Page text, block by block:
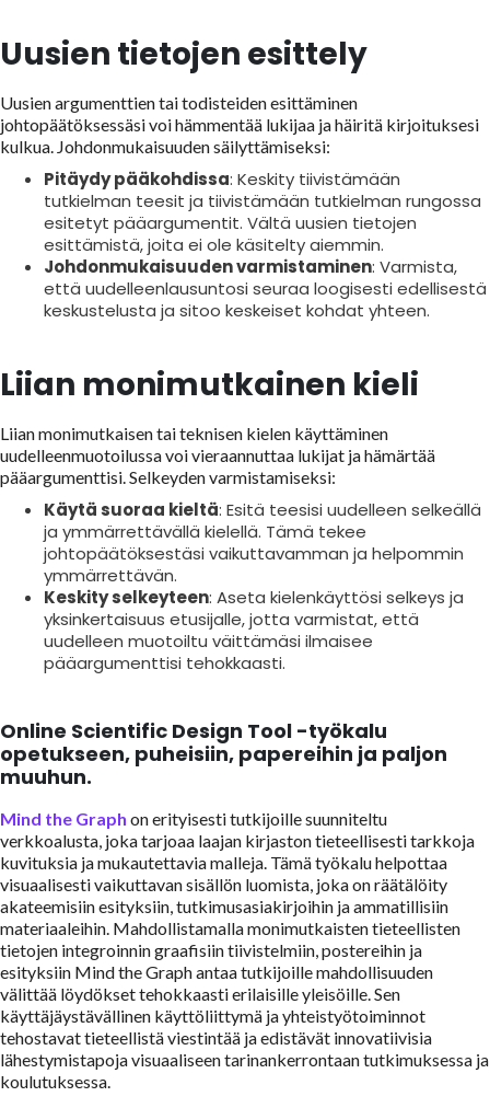
Uusien tietojen esittely
Uusien argumenttien tai todisteiden esittäminen
johtopäätöksessäsi voi hämmentää lukijaa ja häiritä kirjoituksesi
kulkua. Johdonmukaisuuden säilyttämiseksi:
Pitäydy pääkohdissa: Keskity tiivistämään
tutkielman teesit ja tiivistämään tutkielman rungossa
esitetyt pääargumentit. Vältä uusien tietojen
esittämistä, joita ei ole käsitelty aiemmin.
Johdonmukaisuuden varmistaminen: Varmista,
että uudelleenlausuntosi seuraa loogisesti edellisestä
keskustelusta ja sitoo keskeiset kohdat yhteen.
Liian monimutkainen kieli
Liian monimutkaisen tai teknisen kielen käyttäminen
uudelleenmuotoilussa voi vieraannuttaa lukijat ja hämärtää
pääargumenttisi. Selkeyden varmistamiseksi:
Käytä suoraa kieltä: Esitä teesisi uudelleen selkeällä
ja ymmärrettävällä kielellä. Tämä tekee
johtopäätöksestäsi vaikuttavamman ja helpommin
ymmärrettävän.
Keskity selkeyteen: Aseta kielenkäyttösi selkeys ja
yksinkertaisuus etusijalle, jotta varmistat, että
uudelleen muotoiltu väittämäsi ilmaisee
pääargumenttisi tehokkaasti.
Online Scientific Design Tool -työkalu
opetukseen, puheisiin, papereihin ja paljon
muuhun.
Mind the Graph on erityisesti tutkijoille suunniteltu
verkkoalusta, joka tarjoaa laajan kirjaston tieteellisesti tarkkoja
kuvituksia ja mukautettavia malleja. Tämä työkalu helpottaa
visuaalisesti vaikuttavan sisällön luomista, joka on räätälöity
akateemisiin esityksiin, tutkimusasiakirjoihin ja ammatillisiin
materiaaleihin. Mahdollistamalla monimutkaisten tieteellisten
tietojen integroinnin graafisiin tiivistelmiin, postereihin ja
esityksiin Mind the Graph antaa tutkijoille mahdollisuuden
välittää löydökset tehokkaasti erilaisille yleisöille. Sen
käyttäjäystävällinen käyttöliittymä ja yhteistyötoiminnot
tehostavat tieteellistä viestintää ja edistävät innovatiivisia
lähestymistapoja visuaaliseen tarinankerrontaan tutkimuksessa ja
koulutuksessa.